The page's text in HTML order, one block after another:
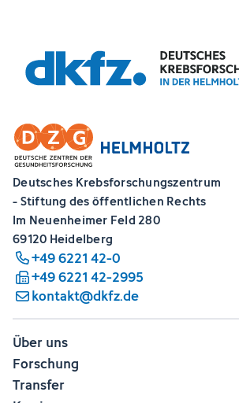
Deutsches Krebsforschungszentrum
- Stiftung des öffentlichen Rechts
Im Neuenheimer Feld 280
69120 Heidelberg
+49 6221 42-0
+49 6221 42-2995
kontakt@dkfz.de
Über uns
Forschung
Transfer